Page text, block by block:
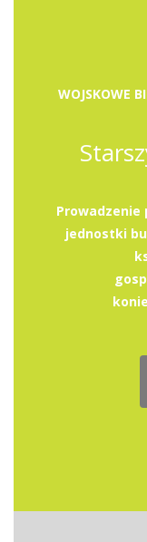
WOJSKOWE
Prowadzenie
jednostki